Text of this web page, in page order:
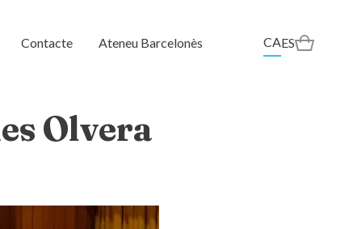
Contacte Ateneu Barcelonès CAES
Olvera